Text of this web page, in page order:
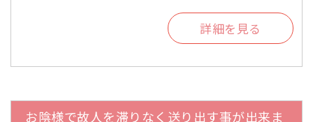
詳細を見る
お陰様で故人を滞りなく送り出す事が出来ま